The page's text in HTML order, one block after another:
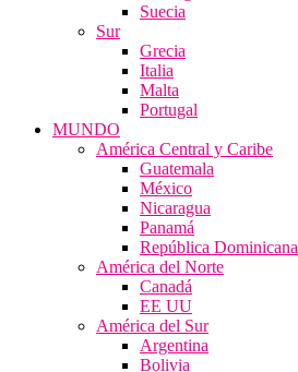
Suecia
Sur
Grecia
Italia
Malta
Portugal
MUNDO
América Central y Caribe
Guatemala
México
Nicaragua
Panamá
República Dominicana
América del Norte
Canadá
EE UU
América del Sur
Argentina
Bolivia